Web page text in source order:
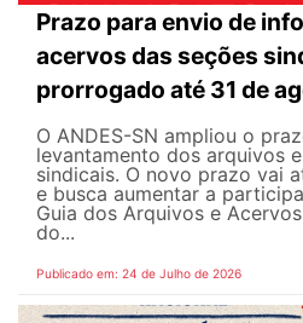
Prazo para envio de
acervos das seções
prorrogado até 31 de
O ANDES-SN ampliou o
levantamento dos arquivos
sindicais. O novo prazo vai
e busca aumentar a
Guia dos Arquivos e
do...
Publicado em: 24 de Julho de 2026